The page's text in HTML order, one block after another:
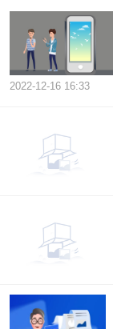
2022-12-16 16:33